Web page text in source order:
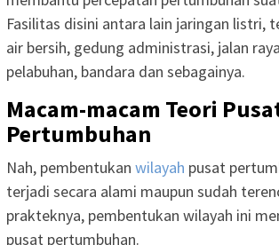
Fasilitas disini antara lain jaringan listri,
air bersih, gedung administrasi, jalan
pelabuhan, bandara dan sebagainya.
Macam-macam Teori
Pertumbuhan
Nah, pembentukan wilayah pusat
terjadi secara alami maupun sudah
prakteknya, pembentukan wilayah ini
pusat pertumbuhan.